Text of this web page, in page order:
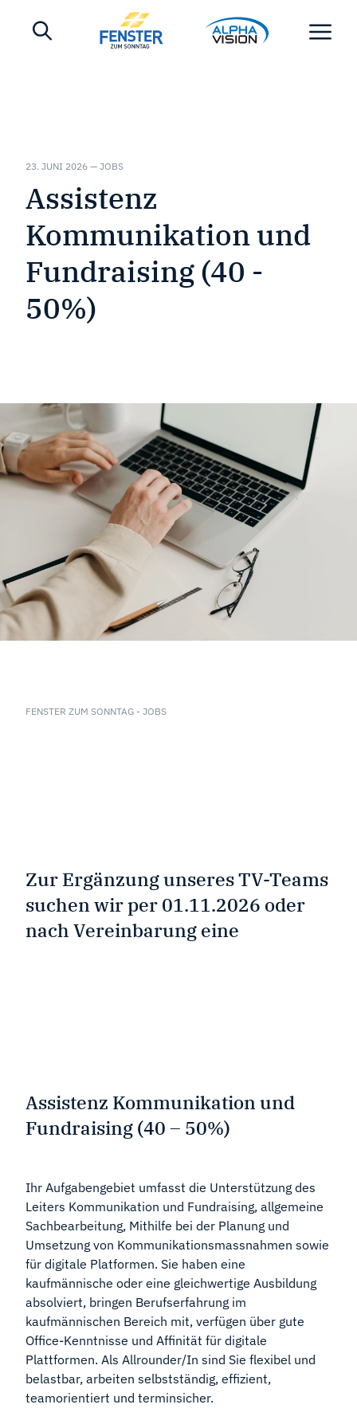
23. JUNI 2026 — JOBS
Assistenz
Kommunikation und
Fundraising (40 -
50%)
FENSTER ZUM SONNTAG - JOBS
Zur Ergänzung unseres TV-Teams
suchen wir per 01.11.2026 oder
nach Vereinbarung eine
Assistenz Kommunikation und
Fundraising (40 – 50%)
Ihr Aufgabengebiet umfasst die Unterstützung des
Leiters Kommunikation und Fundraising, allgemeine
Sachbearbeitung, Mithilfe bei der Planung und
Umsetzung von Kommunikationsmassnahmen sowie
für digitale Platformen. Sie haben eine
kaufmännische oder eine gleichwertige Ausbildung
absolviert, bringen Berufserfahrung im
kaufmännischen Bereich mit, verfügen über gute
Office-Kenntnisse und Affinität für digitale
Plattformen. Als Allrounder/In sind Sie flexibel und
belastbar, arbeiten selbstständig, effizient,
teamorientiert und terminsicher.